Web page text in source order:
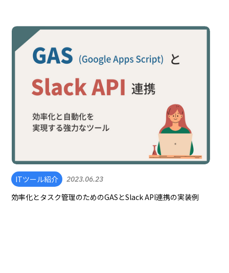
ITツール紹介 2023.06.23
効率化とタスク管理のためのGASとSlack API連携の実装例